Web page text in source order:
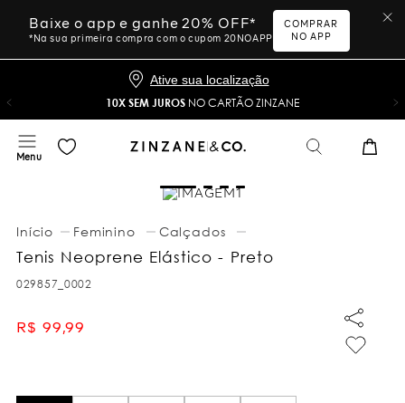
Baixe o app e ganhe 20% OFF*
*Na sua primeira compra com o cupom 20NOAPP
COMPRAR
NO APP
Ative sua localização
10X SEM JUROS NO CARTÃO ZINZANE
Feminino Calçados
Tenis Neoprene Elástico - Preto
029857_0002
R$ 99,99